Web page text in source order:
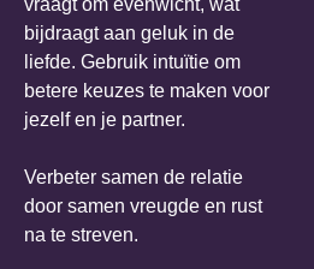
vraagt om evenwicht, wat
bijdraagt aan geluk in de
liefde. Gebruik intuïtie om
betere keuzes te maken voor
jezelf en je partner.
Verbeter samen de relatie
door samen vreugde en rust
na te streven.